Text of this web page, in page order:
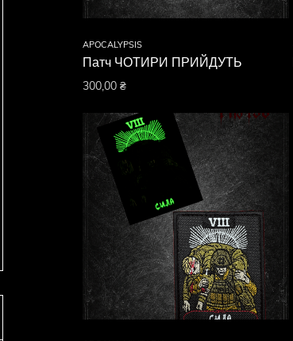
APOCALYPSIS
Патч ЧОТИРИ ПРИЙДУТЬ
300,00₴